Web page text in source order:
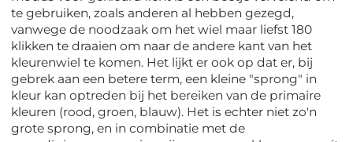
te gebruiken, zoals anderen al hebben gezegd,
vanwege de noodzaak om het wiel maar liefst 180
klikken te draaien om naar de andere kant van het
kleurenwiel te komen. Het lijkt er ook op dat er, bij
gebrek aan een betere term, een kleine "sprong" in
kleur kan optreden bij het bereiken van de primaire
kleuren (rood, groen, blauw). Het is echter niet zo'n
grote sprong, en in combinatie met de